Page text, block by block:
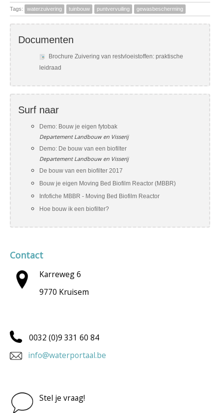
Tags: waterzuivering tuinbouw puntvervuiling gewasbescherming
Documenten
Brochure Zuivering van restvloeistoffen: praktische
leidraad
Surf naar
Demo: Bouw je eigen fytobak
Departement Landbouw en Visserij
Demo: De bouw van een biofilter
Departement Landbouw en Visserij
De bouw van een biofilter 2017
Bouw je eigen Moving Bed Biofilm Reactor (MBBR)
Infofiche MBBR - Moving Bed Biofilm Reactor
Hoe bouw ik een biofilter?
Contact
Karreweg 6
9770 Kruisem
0032 (0)9 331 60 84
info@waterportaal.be
Stel je vraag!